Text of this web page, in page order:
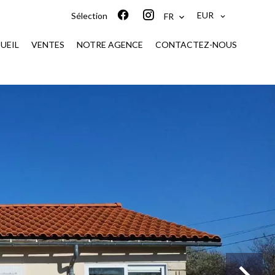
Sélection FR EUR
VENTES NOTRE AGENCE CONTACTEZ-NOUS